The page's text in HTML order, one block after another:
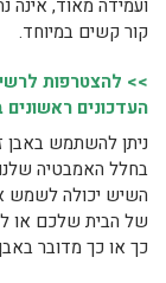
ועמידה מאוד, אינה
קור קשים במיוחד.
>> להצטרפות
העדכונים
ניתן להשתמש באבן
בחלל האמבטיה
השיש יכולה לשמש
של הבית שלכם או
כך או כך מדובר